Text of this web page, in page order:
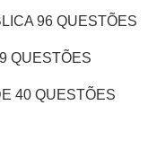
96 QUESTÕES
QUESTÕES
40 QUESTÕES